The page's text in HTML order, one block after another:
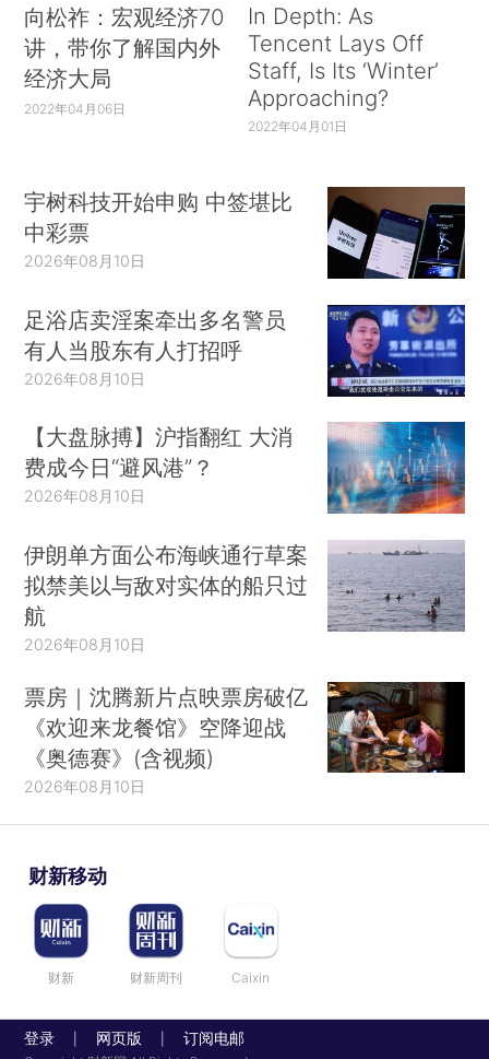
向松祚：宏观经济70
讲，带你了解国内外
经济大局
2022年04月06日
In Depth: As
Tencent Lays Off
Staff, Is Its ‘Winter’
Approaching?
2022年04月01日
宇树科技开始申购 中签堪比
中彩票
2026年08月10日
足浴店卖淫案牵出多名警员
有人当股东有人打招呼
2026年08月10日
【大盘脉搏】沪指翻红 大消
费成今日“避风港”？
2026年08月10日
伊朗单方面公布海峡通行草案
拟禁美以与敌对实体的船只过
航
2026年08月10日
票房｜沈腾新片点映票房破亿
《欢迎来龙餐馆》空降迎战
《奥德赛》(含视频)
2026年08月10日
财新移动
财新 财新周刊 Caixin
登录 网页版 订阅电邮